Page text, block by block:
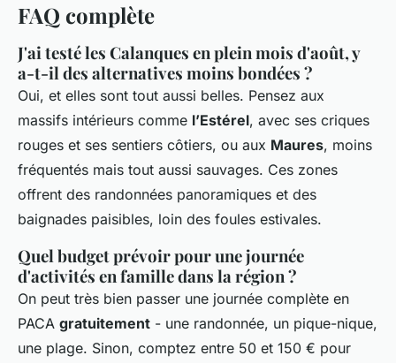
FAQ complète
J'ai testé les Calanques en plein mois d'août, y
a-t-il des alternatives moins bondées ?
Oui, et elles sont tout aussi belles. Pensez aux
massifs intérieurs comme l’Estérel, avec ses criques
rouges et ses sentiers côtiers, ou aux Maures, moins
fréquentés mais tout aussi sauvages. Ces zones
offrent des randonnées panoramiques et des
baignades paisibles, loin des foules estivales.
Quel budget prévoir pour une journée
d'activités en famille dans la région ?
On peut très bien passer une journée complète en
PACA gratuitement - une randonnée, un pique-nique,
une plage. Sinon, comptez entre 50 et 150 € pour